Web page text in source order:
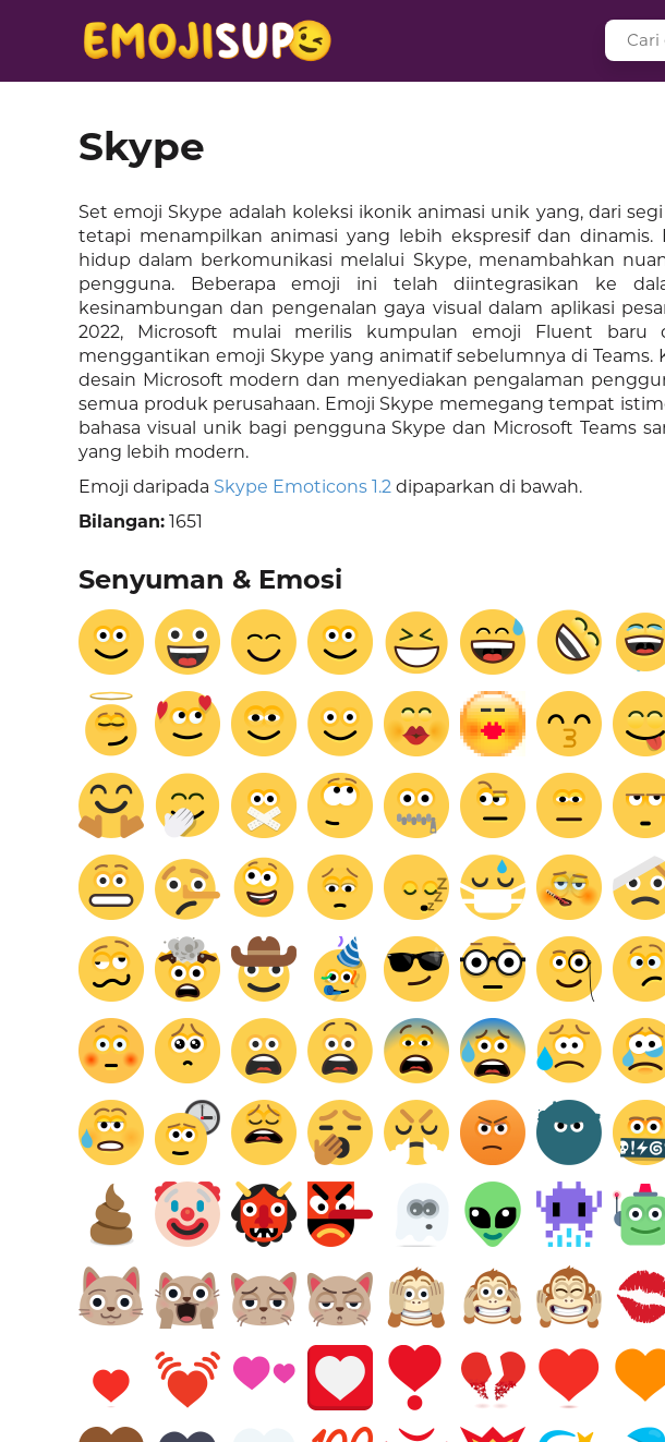
Skype
Set emoji Skype adalah koleksi ikonik animasi unik yang, dari
tetapi menampilkan animasi yang lebih ekspresif dan
hidup dalam berkomunikasi melalui Skype, menambahkan
pengguna. Beberapa emoji ini telah diintegrasikan ke
kesinambungan dan pengenalan gaya visual dalam aplikasi
2022, Microsoft mulai merilis kumpulan emoji Fluent baru
menggantikan emoji Skype yang animatif sebelumnya di
desain Microsoft modern dan menyediakan pengalaman
semua produk perusahaan. Emoji Skype memegang tempat
bahasa visual unik bagi pengguna Skype dan Microsoft Teams
yang lebih modern.
Emoji daripada Skype Emoticons 1.2 dipaparkan di bawah.
Bilangan: 1651
Senyuman & Emosi